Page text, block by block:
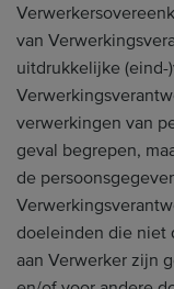
van
uitdrukkelijke
verwerkingen van
geval begrepen,
de
doeleinden die niet
aan Verwerker zijn